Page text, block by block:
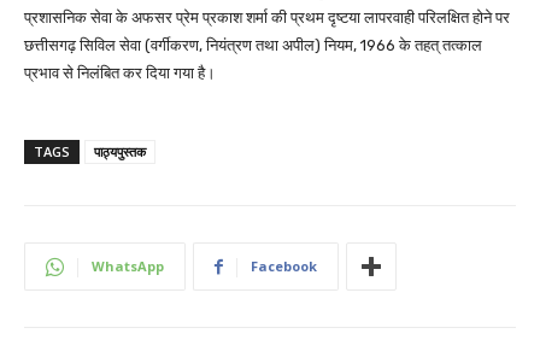
प्रशासनिक सेवा के अफसर प्रेम प्रकाश शर्मा की प्रथम दृष्टया लापरवाही परिलक्षित होने पर
छत्तीसगढ़ सिविल सेवा (वर्गीकरण, नियंत्रण तथा अपील) नियम, 1966 के तहत् तत्काल
प्रभाव से निलंबित कर दिया गया है।
TAGS पाठ्यपुस्तक
WhatsApp Facebook